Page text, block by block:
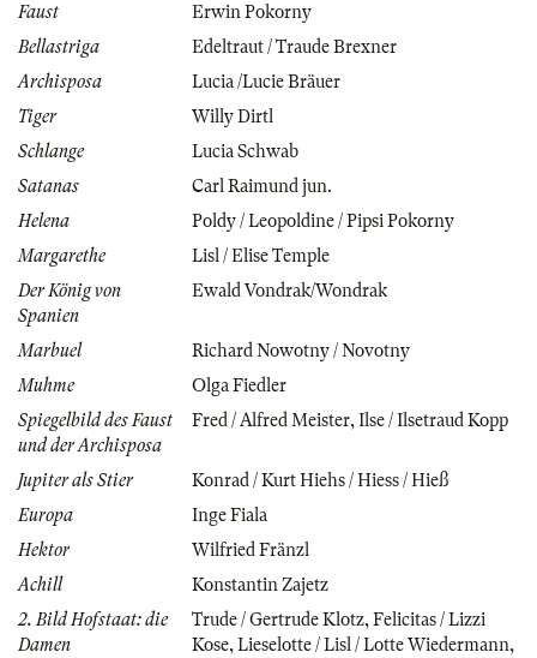
Faust
Erwin Pokorny
Bellastriga
Edeltraut / Traude Brexner
Archisposa
Lucia /Lucie Bräuer
Tiger
Willy Dirtl
Schlange
Lucia Schwab
Satanas
Carl Raimund jun.
Helena
Poldy / Leopoldine / Pipsi Pokorny
Margarethe
Lisl / Elise Temple
Der König von
Spanien
Ewald Vondrak/Wondrak
Marbuel
Richard Nowotny / Novotny
Muhme
Olga Fiedler
Spiegelbild des Faust
und der Archisposa
Fred / Alfred Meister, Ilse / Ilsetraud Kopp
Jupiter als Stier
Konrad / Kurt Hiehs / Hiess / Hieß
Europa
Inge Fiala
Hektor
Wilfried Fränzl
Achill
Konstantin Zajetz
2. Bild Hofstaat: die
Damen
Trude / Gertrude Klotz, Felicitas / Lizzi
Kose, Lieselotte / Lisl / Lotte Wiedermann,